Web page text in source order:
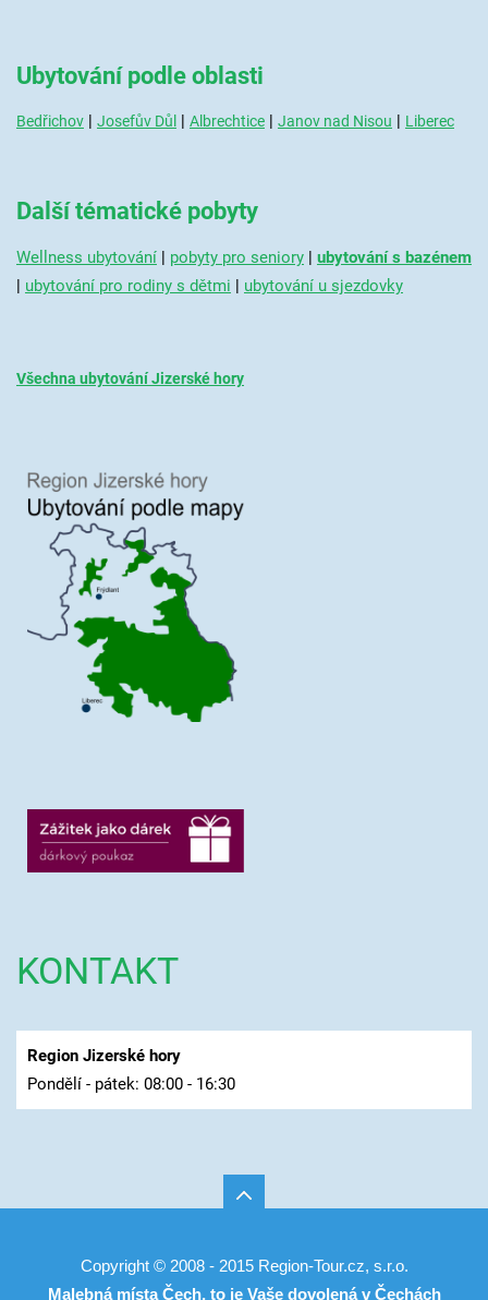
Ubytování podle oblasti
Bedřichov| Josefův Důl Albrechtice| Janov nad Nisou Liberec
Další tématické pobyty
Wellness ubytování| pobyty pro seniory | ubytování s bazénem
| ubytování pro rodiny s dětmi | ubytování u sjezdovky
Všechna ubytování Jizerské hory
KONTAKT
Region Jizerské hory
Pondělí - pátek: 08:00 - 16:30
Copyright © 2008 - 2015 Region-Tour.cz, s.r.o.
Malebná místa Čech, to je Vaše dovolená v Čechách